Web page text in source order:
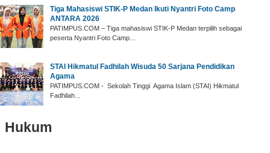
‎Tiga Mahasiswi STIK-P Medan Ikuti Nyantri Foto Camp
ANTARA 2026
‎PATIMPUS.COM – Tiga mahasiswi STIK-P Medan terpilih sebagai
peserta Nyantri Foto Camp...
‎STAI Hikmatul Fadhilah Wisuda 50 Sarjana Pendidikan
Agama
‎PATIMPUS.COM - Sekolah Tinggi Agama Islam (STAI) Hikmatul
Fadhilah...
Hukum